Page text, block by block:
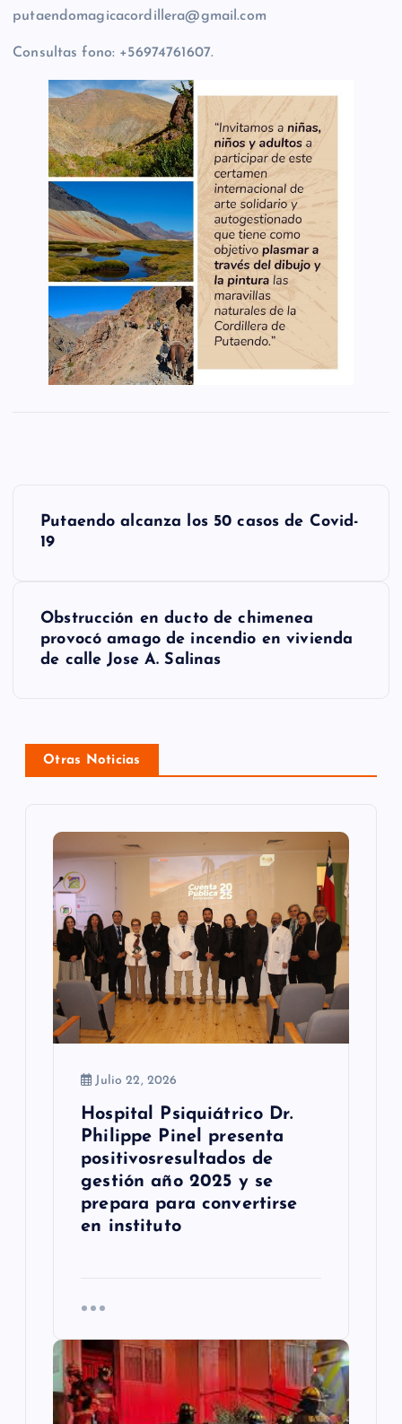
putaendomagicacordillera@gmail.com
Consultas fono: +56974761607.
Putaendo alcanza los 50 casos de Covid-
19
Obstrucción en ducto de chimenea
provocó amago de incendio en vivienda
de calle Jose A. Salinas
Otras Noticias
Julio 22, 2026
Hospital Psiquiátrico Dr.
Philippe Pinel presenta
positivosresultados de
gestión año 2025 y se
prepara para convertirse
en instituto